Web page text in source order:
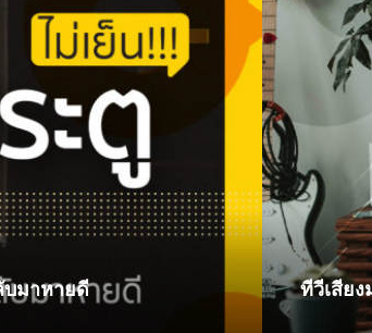
ทีวีเสียงมาภาพไม่มา ปัญหาที่คุณเองก็แก้ได้!